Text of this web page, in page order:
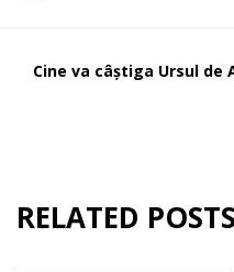
Cine va câștiga Ursul de
RELATED POSTS